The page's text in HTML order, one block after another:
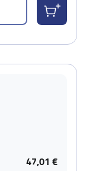
47,01 €